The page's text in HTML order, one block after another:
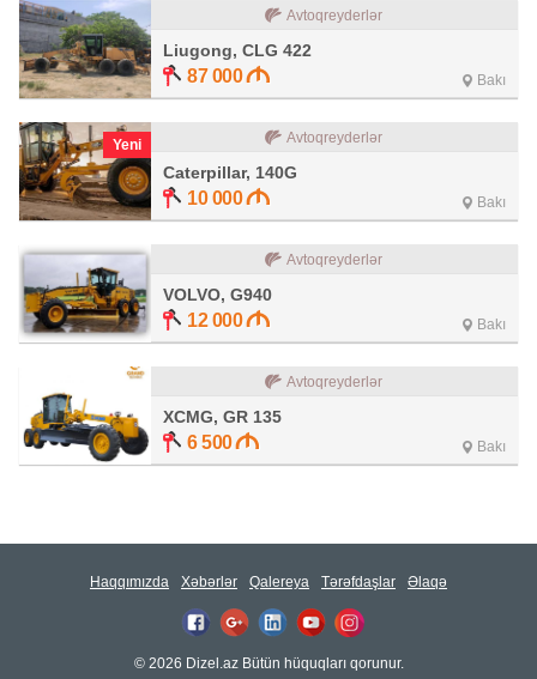
Avtoqreyderlər
Liugong, CLG 422
87 000 Bakı
Yeni Avtoqreyderlər
Caterpillar, 140G
10 000 Bakı
Avtoqreyderlər
VOLVO, G940
12 000 Bakı
Avtoqreyderlər
XCMG, GR 135
6 500 Bakı
Haqqımızda Xəbərlər Qalereya Tərəfdaşlar Əlaqə
© 2026 Dizel.az Bütün hüquqları qorunur.